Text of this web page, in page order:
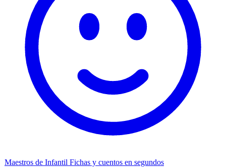
Maestros de Infantil Fichas y cuentos en segundos